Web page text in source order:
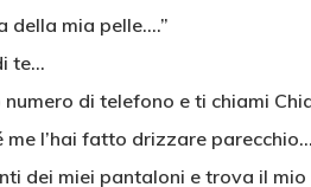
della mia pelle….”
te…
di telefono e ti chiami
l’hai fatto drizzare parecchio…
dei miei pantaloni e trova il